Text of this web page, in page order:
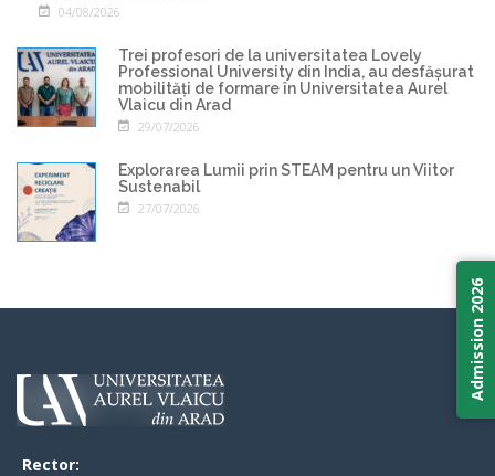
04/08/2026
Trei profesori de la universitatea Lovely
Professional University din India, au desfășurat
mobilități de formare în Universitatea Aurel
Vlaicu din Arad
29/07/2026
Explorarea Lumii prin STEAM pentru un Viitor
Sustenabil
27/07/2026
Rector:
Admission 2026